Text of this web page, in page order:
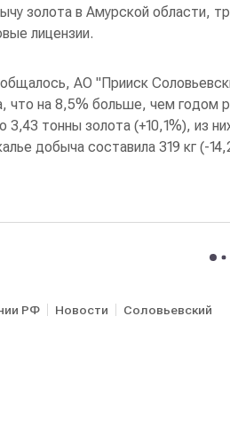
золота в Амурской области,
лицензии.
АО "Прииск
что на 8,5% больше, чем годом
3,43 тонны золота (+10,1%), из
добыча составила 319 кг (-
РФ Новости Соловьевский